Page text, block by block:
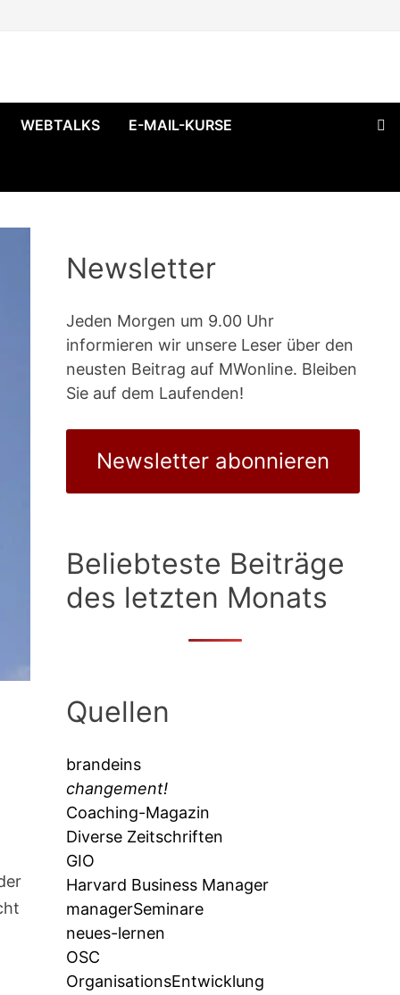
WEBTALKS E-MAIL-KURSE
Newsletter
Jeden Morgen um 9.00 Uhr
informieren wir unsere Leser über den
neusten Beitrag auf MWonline. Bleiben
Sie auf dem Laufenden!
Newsletter abonnieren
Beliebteste Beiträge
des letzten Monats
Quellen
brandeins
changement!
Coaching-Magazin
Diverse Zeitschriften
GIO
Harvard Business Manager
managerSeminare
neues-lernen
OSC
OrganisationsEntwicklung